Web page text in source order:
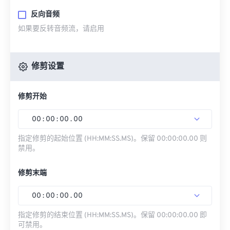
反向音频
如果要反转音频流，请启用
修剪设置
修剪开始
00 : 00 : 00 . 00
指定修剪的起始位置 (HH:MM:SS.MS)。保留 00:00:00.00 则
禁用。
修剪末端
00 : 00 : 00 . 00
指定修剪的结束位置 (HH:MM:SS.MS)。保留 00:00:00.00 即
可禁用。